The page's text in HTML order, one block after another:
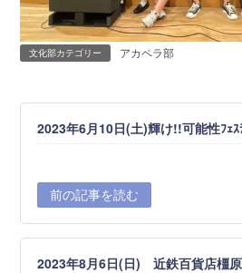
文化部カテゴリー アカペラ部
2023年6月10日(土)輝け!!可能性ﾌｪｽ
前の記事を読む
2023年8月6日(日) 近鉄百貨店橿